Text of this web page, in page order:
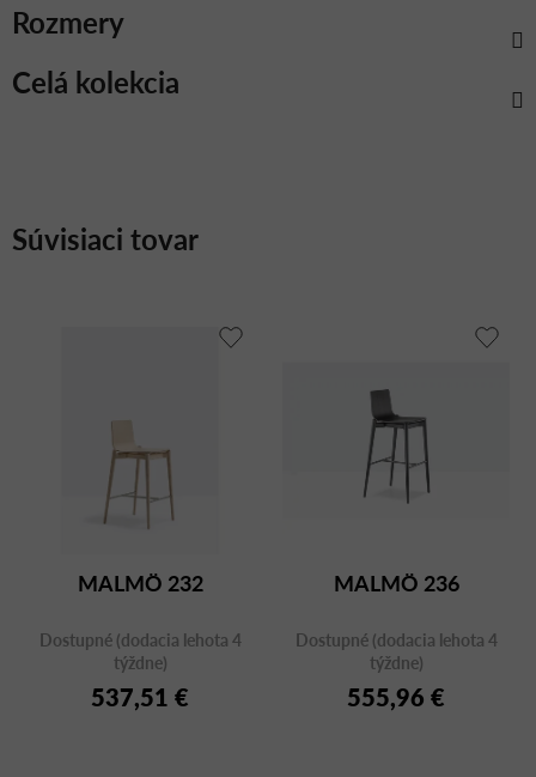
Celá kolekcia
Rozmery
Súvisiaci tovar
MALMÖ 232
Dostupné (dodacia lehota 4
týždne)
537,51 €
MALMÖ 236
Dostupné (dodacia lehota 4
týždne)
555,96 €